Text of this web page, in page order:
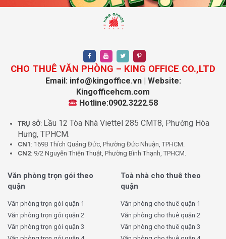
quanh.
1. Vị trí chiến lược của quận 12
Quận 12 có vị trí nằm liền kề với các quận như quận Gò Vấp,
quận Bình Thạnh, và Thủ Đức, dễ dàng kết nối với trung tâm
TP.HCM và các tỉnh miền Đông Nam Bộ qua các tuyến đường
lớn như Quốc lộ 1A, Quốc lộ 22, và tuyến đường cao tốc
TP.HCM – Mộc Bài. Nhờ vào vị trí chiến lược này, việc
trong việc giao dịch và vận chuyển hàng hóa, cũng như mở
rộng kết nối kinh doanh.
Hơn nữa, với tuyến Metro số 2 đang trong quá trình xây
doanh nghiệp muốn tận dụng các cơ hội phát triển tại
TP.HCM mà vẫn tiết kiệm được chi phí thuê văn phòng.
II. Lợi ích khi thuê cao ốc văn phòng
CHO THUÊ VĂN PHÒNG – KING OFFICE CO.,LTD
Email: info@kingoffice.vn | Website:
Kingofficehcm.com
Hotline:0902.3222.58
TRỤ SỞ: Lầu 12 Tòa Nhà Viettel 285 CMT8, Phường Hòa
Hưng, TPHCM.
CN1 : 169B Thích Quảng Đức, Phường Đức Nhuận, TPHCM.
CN2: 9/2 Nguyễn Thiện Thuật, Phường Bình Thạnh, TPHCM.
Văn phòng trọn gói theo
quận
Văn phòng trọn gói quận 1
Văn phòng trọn gói quận 2
Văn phòng trọn gói quận 3
Toà nhà cho thuê theo
quận
Văn phòng cho thuê quận 1
Văn phòng cho thuê quận 2
Văn phòng cho thuê quận 3